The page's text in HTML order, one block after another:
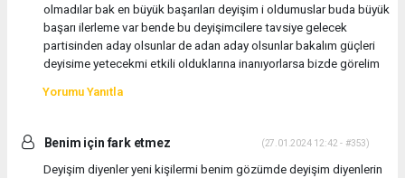
olmadılar bak en büyük başarıları deyişim i oldumuslar buda büyük
başarı ilerleme var bende bu deyişimcilere tavsiye gelecek
partisinden aday olsunlar de adan aday olsunlar bakalım güçleri
deyisime yetecekmi etkili olduklarına inanıyorlarsa bizde görelim
Yorumu Yanıtla
Benim için fark etmez (27.01.2024 12:42 - #353)
Deyişim diyenler yeni kişilermi benim gözümde deyişim diyenlerin